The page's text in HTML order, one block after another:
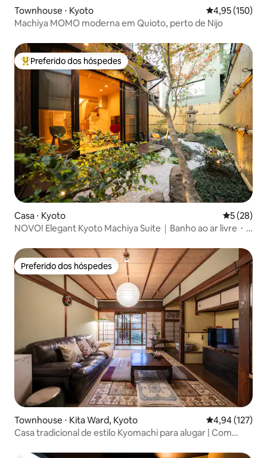
Townhouse ⋅ Kyoto 4,95 de uma
4,95 (150)
Machiya MOMO moderna em Quioto, perto de Nijo
Entre os melhores preferidos dos hóspedes
Preferido dos hóspedes
Casa ⋅ Kyoto 5 de uma
5 (28)
NOVO! Elegant Kyoto Machiya Suite｜Banho ao ar livre・
Preferido dos hóspedes
Preferido dos hóspedes
Townhouse ⋅ Kita Ward, Kyoto 4,94 de uma
4,94 (127)
Casa tradicional de estilo Kyomachi para alugar | Com
Templo Daidokuji | Perto de um banho público | Netflix